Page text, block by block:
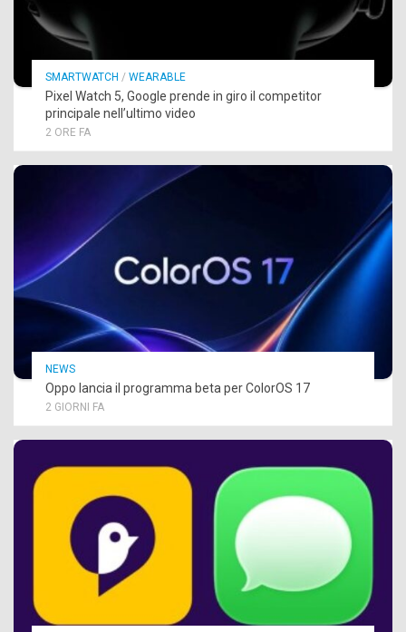
SMARTWATCH / WEARABLE
Pixel Watch 5, Google prende in giro il competitor
principale nell’ultimo video
2 ORE FA
NEWS
Oppo lancia il programma beta per ColorOS 17
2 GIORNI FA